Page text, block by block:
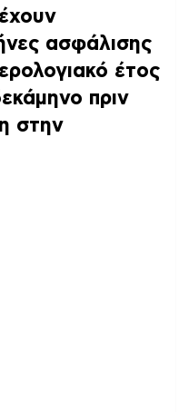
ασφάλισης
έτος
πριν
στην